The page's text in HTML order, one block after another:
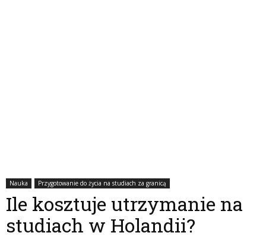
Nauka Przygotowanie do życia na studiach za granicą
Ile kosztuje utrzymanie na
studiach w Holandii?